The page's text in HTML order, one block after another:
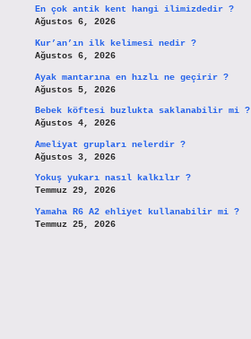
En çok antik kent hangi ilimizdedir ?
Ağustos 6, 2026
Kur’an’ın ilk kelimesi nedir ?
Ağustos 6, 2026
Ayak mantarına en hızlı ne geçirir ?
Ağustos 5, 2026
Bebek köftesi buzlukta saklanabilir mi ?
Ağustos 4, 2026
Ameliyat grupları nelerdir ?
Ağustos 3, 2026
Yokuş yukarı nasıl kalkılır ?
Temmuz 29, 2026
Yamaha R6 A2 ehliyet kullanabilir mi ?
Temmuz 25, 2026